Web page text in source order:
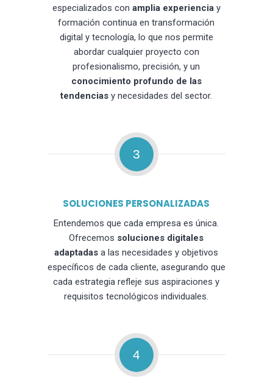
especializados con amplia experienciay
formación continua en transformación
digital y tecnología, lo que nos permite
abordar cualquier proyecto con
profesionalismo, precisión, y un
conocimiento profundo de las
tendencias y necesidades del sector.
3
SOLUCIONES PERSONALIZADAS
Entendemos que cada empresa es única.
Ofrecemos soluciones digitales
adaptadas a las necesidades y objetivos
específicos de cada cliente, asegurando que
cada estrategia refleje sus aspiraciones y
requisitos tecnológicos individuales.
4